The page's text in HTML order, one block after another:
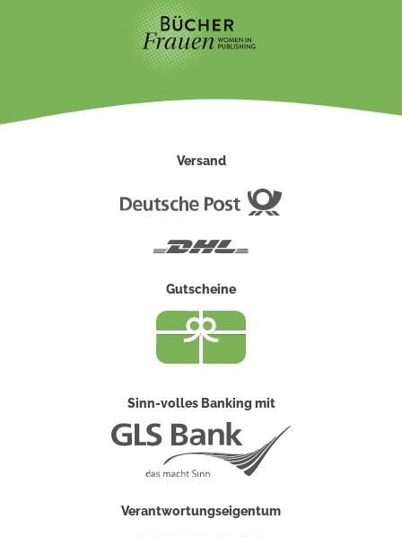
Versand
Gutscheine
Sinn-volles Banking mit
Verantwortungseigentum